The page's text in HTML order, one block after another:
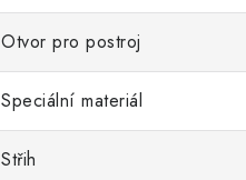
Otvor pro postroj
Speciální materiál
Střih